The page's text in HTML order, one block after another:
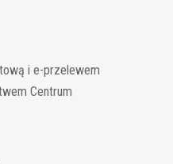
i e-przelewem
Centrum